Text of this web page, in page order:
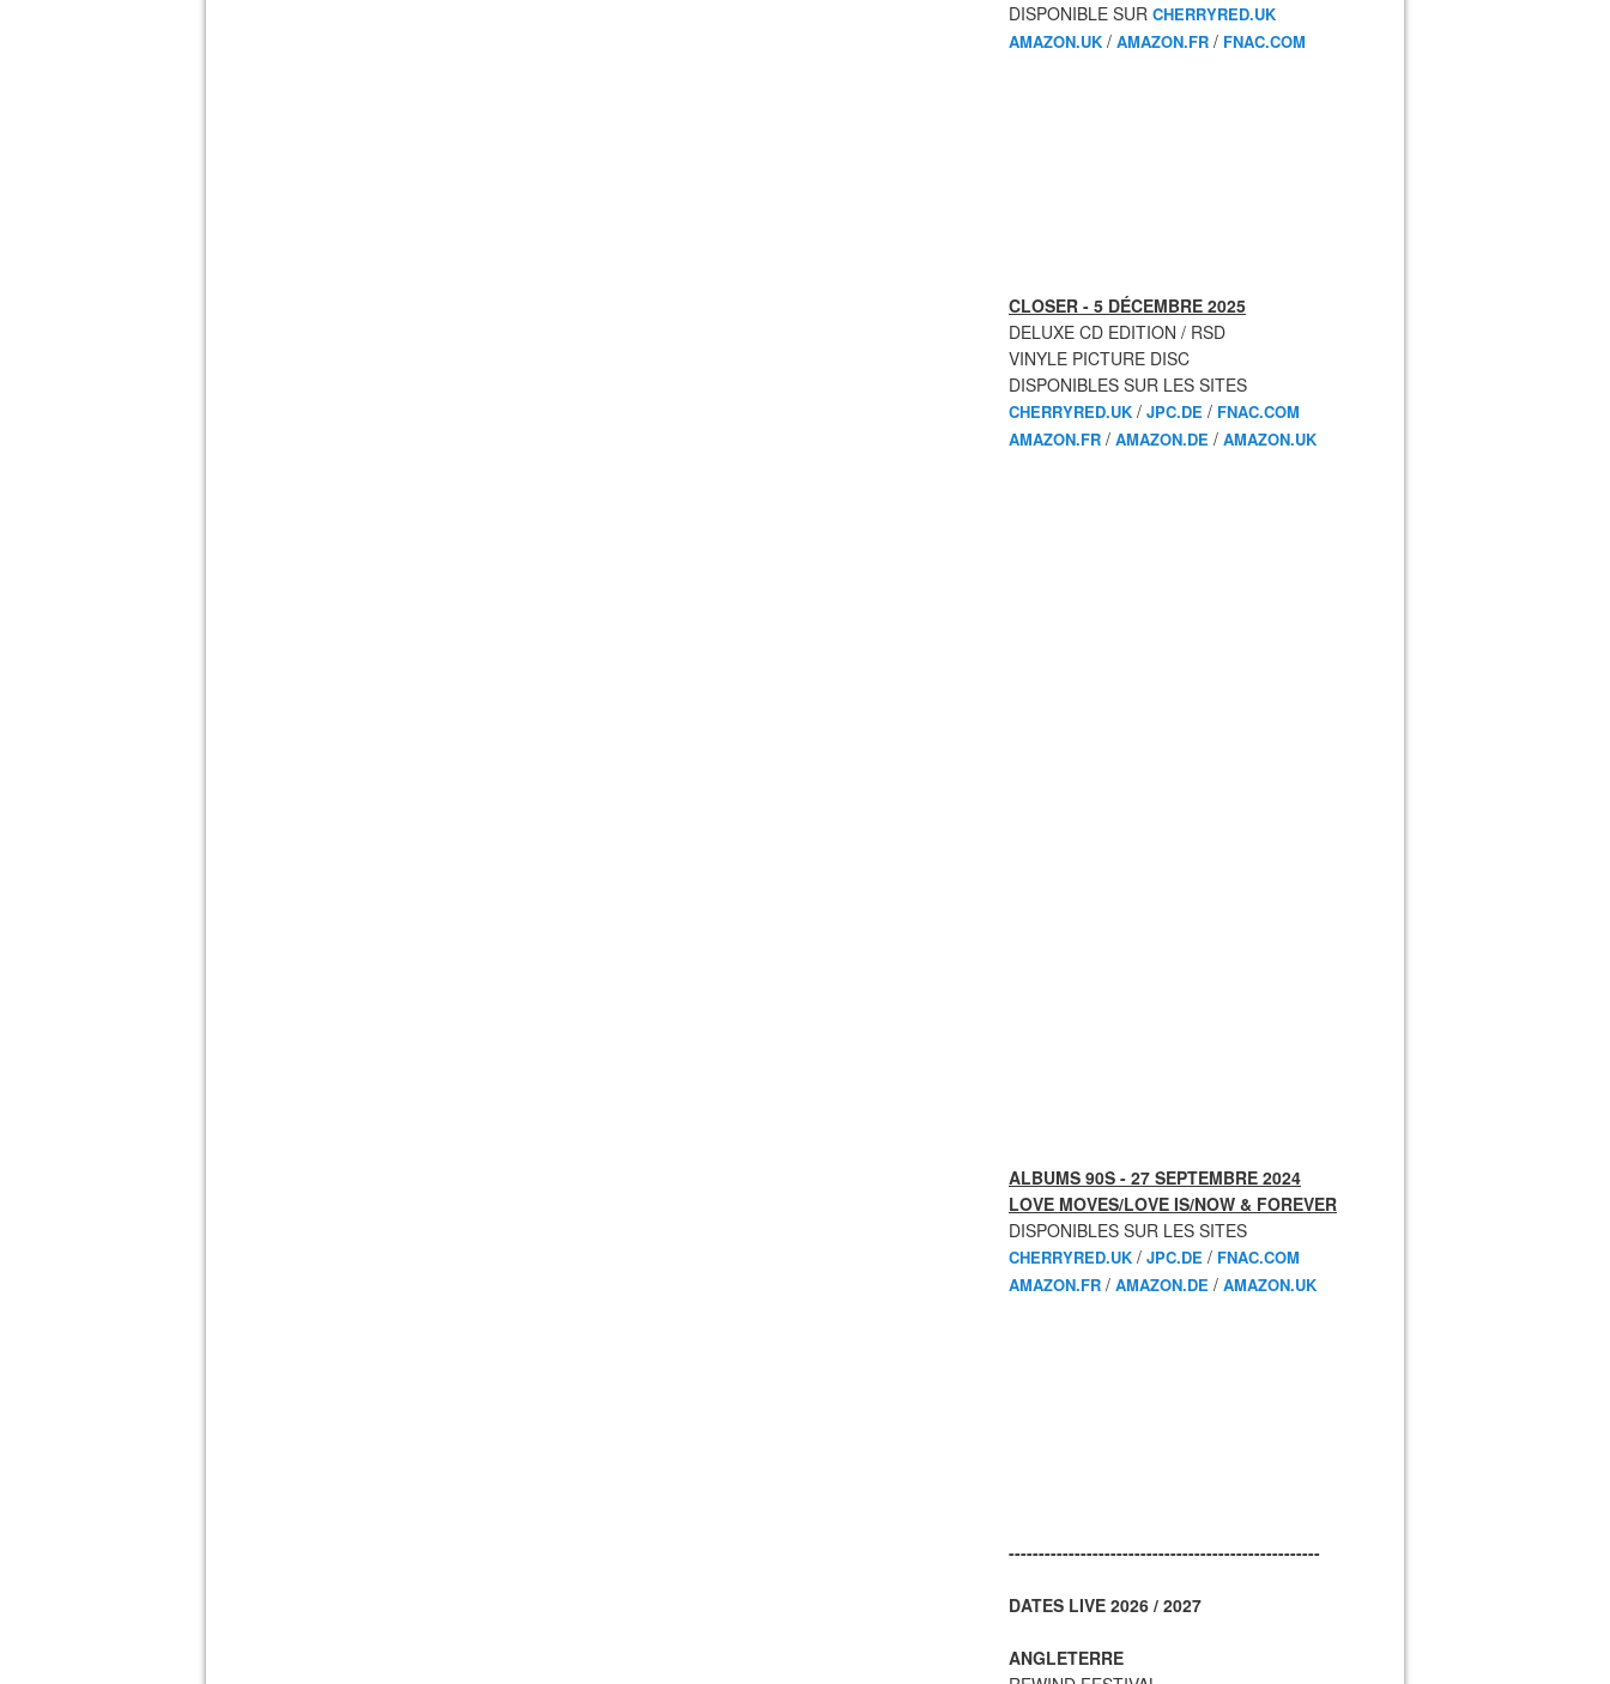
DISPONIBLE SUR CHERRYRED.UK
AMAZON.UK / AMAZON.FR / FNAC.COM
CLOSER - 5 DÉCEMBRE 2025
DELUXE CD EDITION / RSD
VINYLE PICTURE DISC
DISPONIBLES SUR LES SITES
CHERRYRED.UK / JPC.DE / FNAC.COM
AMAZON.FR / AMAZON.DE / AMAZON.UK
ALBUMS 90S - 27 SEPTEMBRE 2024
LOVE MOVES/LOVE IS/NOW & FOREVER
DISPONIBLES SUR LES SITES
CHERRYRED.UK / JPC.DE / FNAC.COM
AMAZON.FR / AMAZON.DE / AMAZON.UK
----------------------------------------------------
DATES LIVE 2026 / 2027
ANGLETERRE